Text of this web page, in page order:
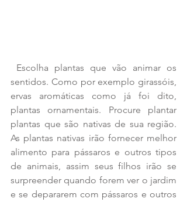
sentidos. Como por exemplo girassóis,
ervas aromáticas como já foi dito,
plantas ornamentais. Procure plantar
plantas que são nativas de sua região.
As plantas nativas irão fornecer melhor
alimento para pássaros e outros tipos
de animais, assim seus filhos irão se
surpreender quando forem ver o jardim
e se depararem com pássaros e outros